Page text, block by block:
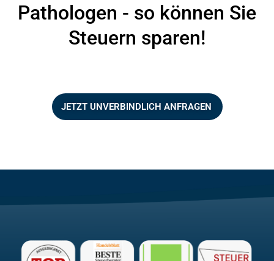
Pathologen - so können Sie
Steuern sparen!
JETZT UNVERBINDLICH ANFRAGEN